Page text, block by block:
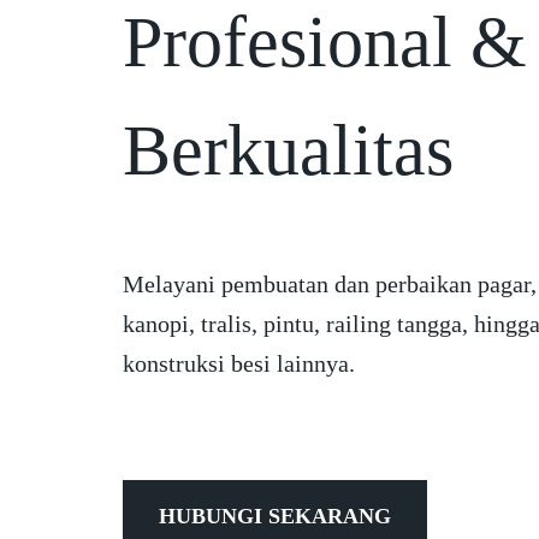
Profesional &
Berkualitas
Melayani pembuatan dan perbaikan pagar,
kanopi, tralis, pintu, railing tangga, hingga
konstruksi besi lainnya.
HUBUNGI SEKARANG